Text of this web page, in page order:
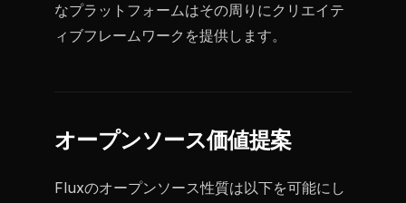
なプラットフォームはその周りにクリエイテ
ィブフレームワークを提供します。
オープンソース価値提案
Fluxのオープンソース性質は以下を可能にし